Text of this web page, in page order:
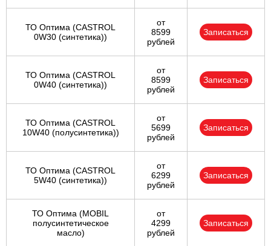
ТО Оптима (CASTROL
0W30 (синтетика))
от
8599
рублей
Записаться
ТО Оптима (CASTROL
0W40 (синтетика))
от
8599
рублей
Записаться
ТО Оптима (CASTROL
10W40 (полусинтетика))
от
5699
рублей
Записаться
ТО Оптима (CASTROL
5W40 (синтетика))
от
6299
рублей
Записаться
ТО Оптима (MOBIL
полусинтетическое
масло)
от
4299
рублей
Записаться